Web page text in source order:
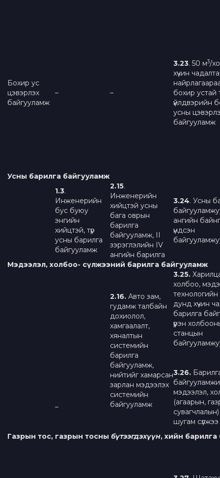
Бохир ус
цэвэрлэх
байгууламж
– –
3.23. 50 м3/
хүчин
бохир устай
үйлдвэрийн
усны
байгууламж
Усны барилга байгууламж
1.3.
Инженерийн
бус буюу
энгийн
хийцтэй, түр
усны барилга
байгууламж
2.15.
Инженерийн
хийцтэй усны
бага оврын
барилга
байгууламж, II
зэрэглэлийн IV
ангийн барилга
3.24. Усны
ангийн
үндсэн
Мэдээлэл, холбоо- сүлжээний барилга байгууламж
–
2.16. Авто зам,
гудамж талбайн
дохиолол,
хамгаалалт,
хяналтын
системийн
барилга
байгууламж,
нийтийг хамарсан
зарлан мэдээлэх
системийн
байгууламж
3.25.
холбоо,
технологийн
дунд хүчин
барилга
үүрэн
станцын
3.26.
мэдээлэл,
(агаарын,
шугам сүлжээ
Газрын тос, газрын тосны бүтээгдэхүүн, хийн